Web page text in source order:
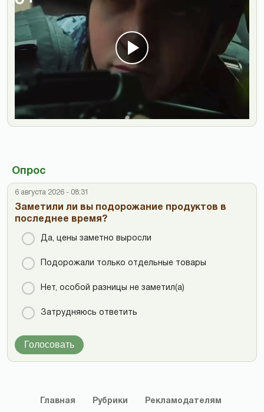
Опрос
6 августа 2026 - 08:31
Заметили ли вы подорожание продуктов в
последнее время?
Да, цены заметно выросли
Подорожали только отдельные товары
Нет, особой разницы не заметил(а)
Затрудняюсь ответить
Голосовать
Главная Рубрики Рекламодателям